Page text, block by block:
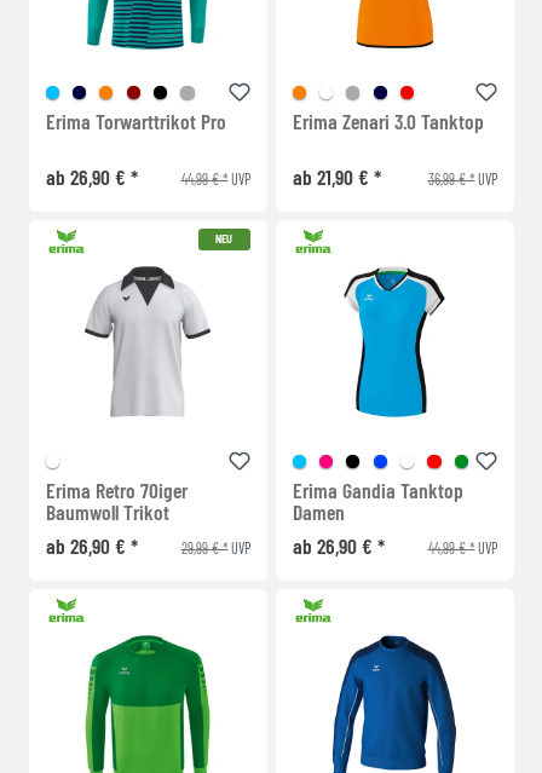
Erima Torwarttrikot Pro
ab 26,90 € * 44,99 € *UVP
Erima Zenari 3.0 Tanktop
ab 21,90 € * 36,99 € *UVP
NEU
Erima Retro 70iger
Baumwoll Trikot
ab 26,90 € *
29,99 € *UVP
Erima Gandia Tanktop
Damen
ab 26,90 € *
44,99 € *UVP